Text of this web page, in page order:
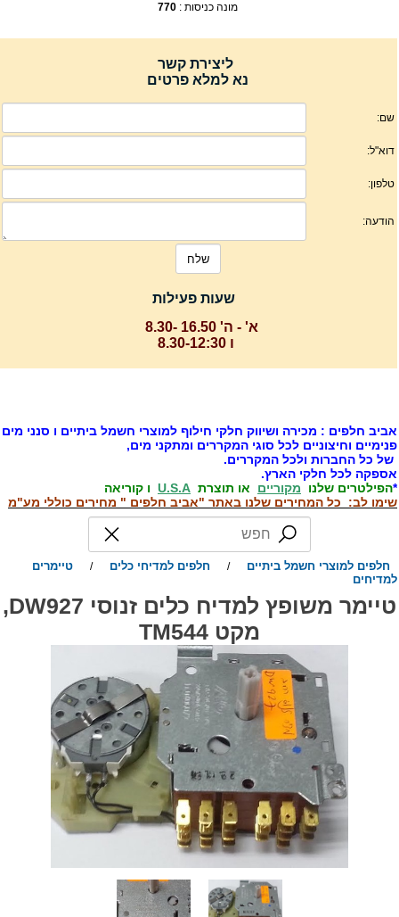
מונה כניסות : 770
ליצירת קשר
נא למלא פרטים
שעות פעילות
א' - ה' 16.50 -8.30
ו 8.30-12:30
חלפים : מכירה ושיווק חלקי חילוף למוצרי חשמל ביתיים ו סנני מים
וחיצוניים לכל סוגי המקררים ומתקני מים,
כל החברות ולכל המקררים.
לכל חלקי הארץ.
הפילטרים שלנו מקורייםאו תוצרת U.S.Aו קוריאה
לב: כל המחירים שלנו באתר "אביב חלפים " מחירים כוללי מע"מ
חלפים למוצרי חשמל ביתיים חלפים למדיחי כלים
טיימרים
טיימר משופץ למדיח כלים זנוסי DW927,
מקט TM544